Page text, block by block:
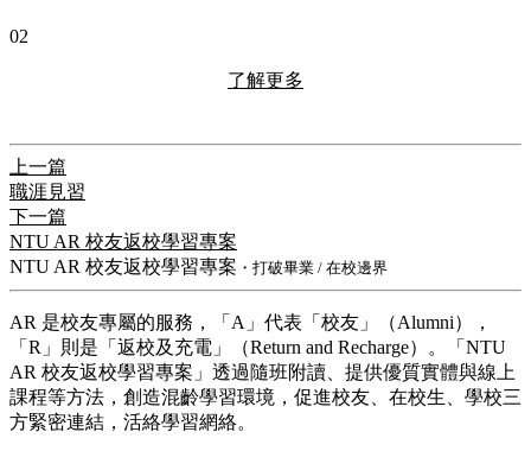
02
了解更多
上一篇
職涯見習
下一篇
NTU AR 校友返校學習專案
NTU AR 校友返校學習專案 ・打破畢業 / 在校邊界
AR 是校友專屬的服務，「A」代表「校友」（Alumni），
「R」則是「返校及充電」（Return and Recharge）。「NTU
AR 校友返校學習專案」透過隨班附讀、提供優質實體與線上
課程等方法，創造混齡學習環境，促進校友、在校生、學校三
方緊密連結，活絡學習網絡。